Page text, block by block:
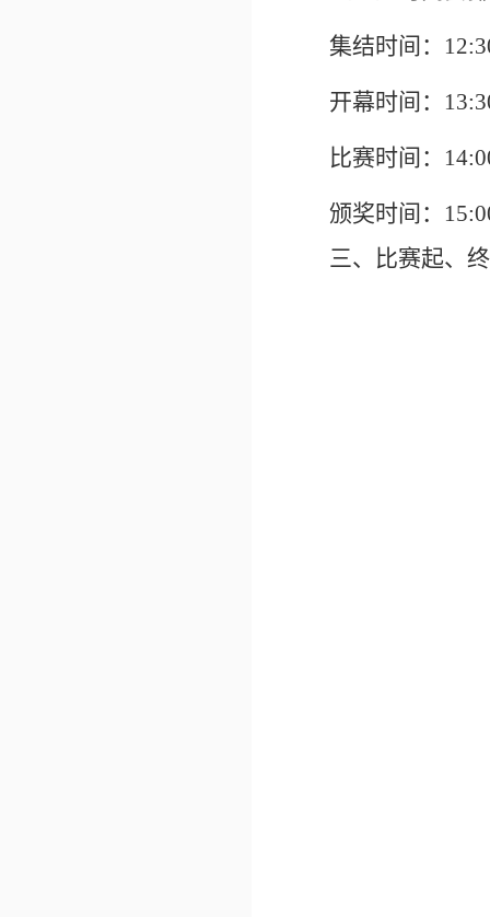
集结时间：
开幕时间：
比赛时间：
颁奖时间：
三、比赛起、